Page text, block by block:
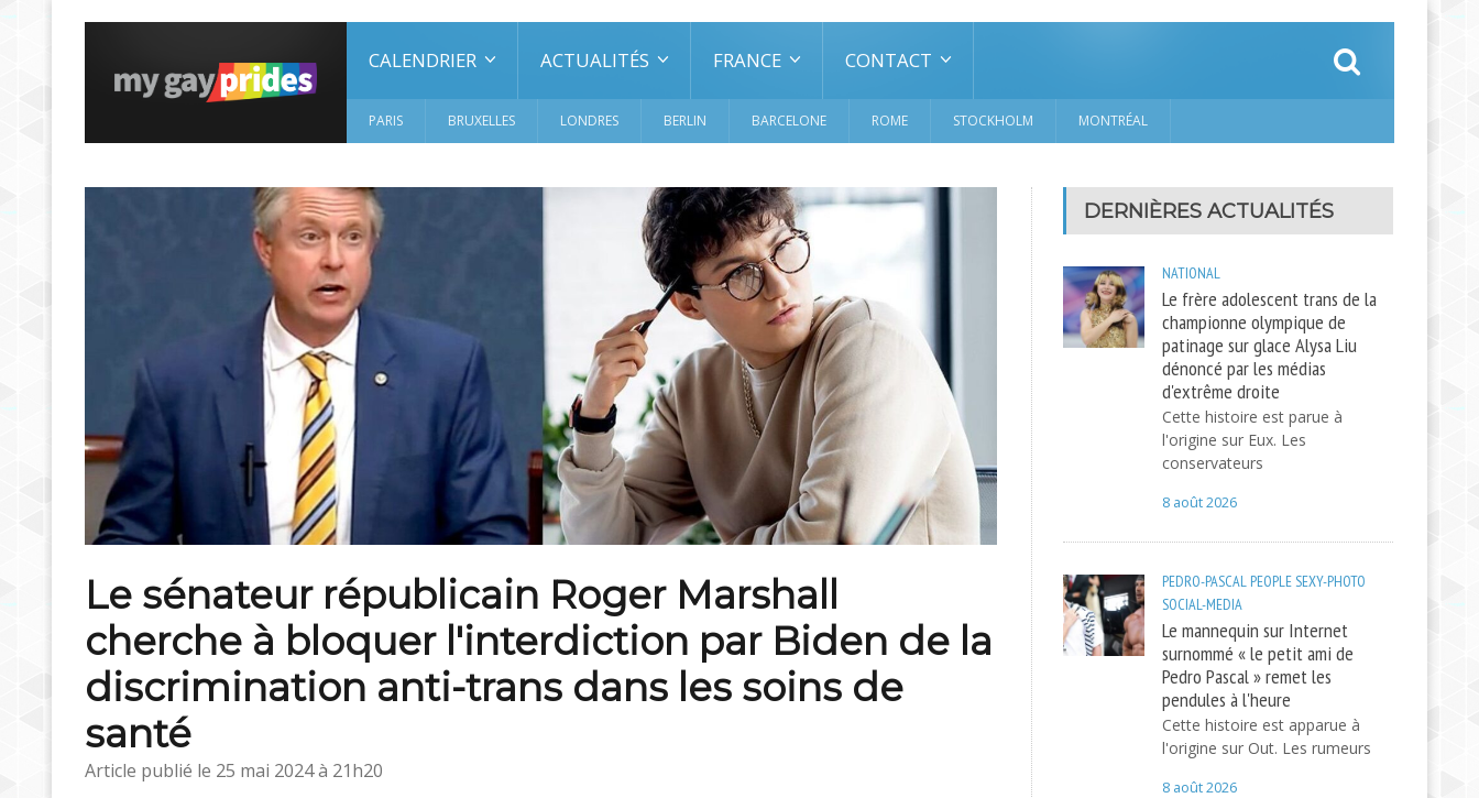
CALENDRIER ACTUALITÉS FRANCE CONTACT
PARIS BRUXELLES LONDRES BERLIN BARCELONE ROME STOCKHOLM MONTRÉAL
Le sénateur républicain Roger Marshall
cherche à bloquer l'interdiction par Biden de la
discrimination anti-trans dans les soins de
santé
Article publié le 25 mai 2024 à 21h20
DERNIÈRES ACTUALITÉS
NATIONAL
Le frère adolescent trans de la
championne olympique de
patinage sur glace Alysa Liu
dénoncé par les médias
d'extrême droite
Cette histoire est parue à
l'origine sur Eux. Les
conservateurs
8 août 2026
PEDRO-PASCAL PEOPLESEXY-PHOTO
SOCIAL-MEDIA
Le mannequin sur Internet
surnommé « le petit ami de
Pedro Pascal » remet les
pendules à l'heure
Cette histoire est apparue à
l'origine sur Out. Les rumeurs
8 août 2026